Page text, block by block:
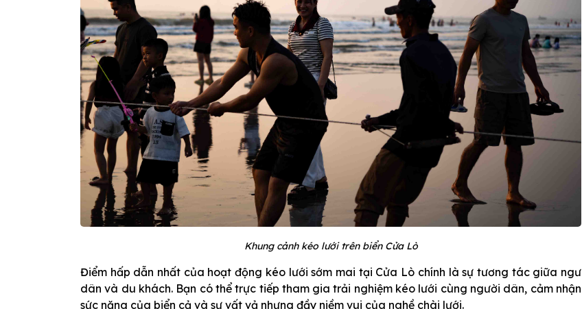
Khung cảnh kéo lưới trên biển Cửa Lò
Điểm hấp dẫn nhất của hoạt động kéo lưới sớm mai tại Cửa Lò chính là sự tương tác giữa ngư
dân và du khách. Bạn có thể trực tiếp tham gia trải nghiệm kéo lưới cùng người dân, cảm nhận
sức nặng của biển cả và sự vất vả nhưng đầy niềm vui của nghề chài lưới.